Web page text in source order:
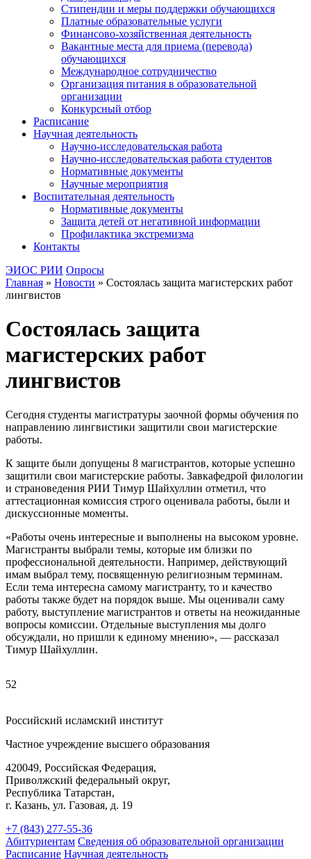
Стипендии и меры поддержки обучающихся
Платные образовательные услуги
Финансово-хозяйственная деятельность
Вакантные места для приема (перевода)
обучающихся
Международное сотрудничество
Организация питания в образовательной
организации
Конкурсный отбор
Расписание
Научная деятельность
Научно-исследовательская работа
Научно-исследовательская работа студентов
Нормативные документы
Научные мероприятия
Воспитательная деятельность
Нормативные документы
Защита детей от негативной информации
Профилактика экстремизма
Контакты
ЭИОС РИИ Опросы
Главная » Новости » Состоялась защита магистерских работ
лингвистов
Состоялась защита
магистерских работ
лингвистов
Сегодня студенты магистратуры заочной формы обучения по
направлению лингвистики защитили свои магистерские
работы.
К защите были допущены 8 магистрантов, которые успешно
защитили свои магистерские работы. Завкафедрой филологии
и страноведения РИИ Тимур Шайхуллин отметил, что
аттестационная комиссия строго оценивала работы, были и
дискуссионные моменты.
«Работы очень интересные и выполнены на высоком уровне.
Магистранты выбрали темы, которые им близки по
профессиональной деятельности. Например, действующий
имам выбрал тему, посвященную религиозным терминам.
Если тема интересна самому магистранту, то и качество
работы также будет на порядок выше. Мы оценивали саму
работу, выступление магистрантов и ответы на неожиданные
вопросы комиссии. Отдельные выступления мы долго
обсуждали, но пришли к единому мнению», — рассказал
Тимур Шайхуллин.
52
Российский исламский институт
Частное учреждение высшего образования
420049, Российская Федерация,
Приволжский федеральный округ,
Республика Татарстан,
г. Казань, ул. Газовая, д. 19
+7 (843) 277-55-36
Абитуриентам Сведения об образовательной организации
Расписание Научная деятельность